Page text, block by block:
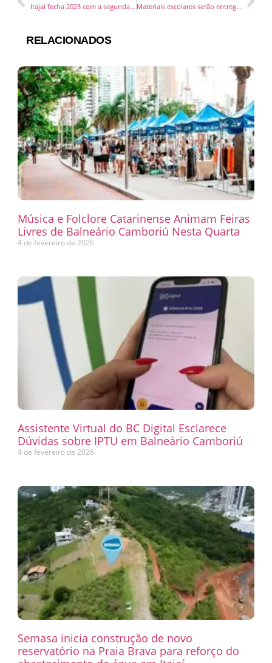
Itajaí fecha 2023 com a segunda maior geração de empregos de Santa Catarina Materiais escolares serão entregues nas primeiras semanas de aula em Itajaí
RELACIONADOS
Música e Folclore Catarinense Animam Feiras
Livres de Balneário Camboriú Nesta Quarta
4 de fevereiro de 2026
Assistente Virtual do BC Digital Esclarece
Dúvidas sobre IPTU em Balneário Camboriú
4 de fevereiro de 2026
Semasa inicia construção de novo
reservatório na Praia Brava para reforço do